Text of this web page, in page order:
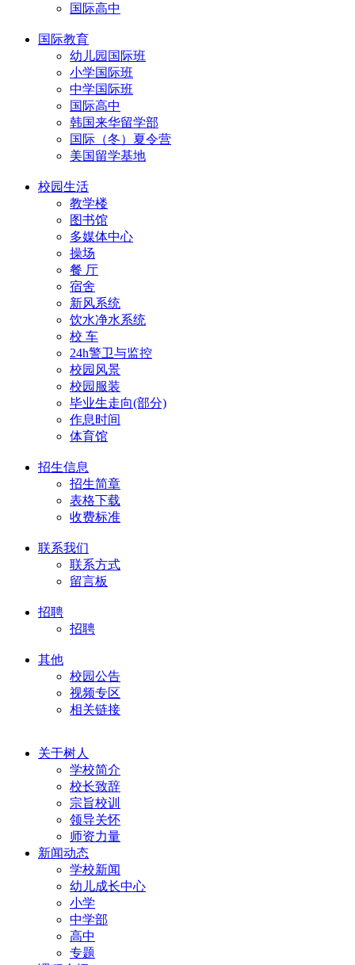
国际高中
国际教育
幼儿园国际班
小学国际班
中学国际班
国际高中
韩国来华留学部
国际（冬）夏令营
美国留学基地
校园生活
教学楼
图书馆
多媒体中心
操场
餐 厅
宿舍
新风系统
饮水净水系统
校 车
24h警卫与监控
校园风景
校园服装
毕业生走向(部分)
作息时间
体育馆
招生信息
招生简章
表格下载
收费标准
联系我们
联系方式
留言板
招聘
招聘
其他
校园公告
视频专区
相关链接
关于树人
学校简介
校长致辞
宗旨校训
领导关怀
师资力量
新闻动态
学校新闻
幼儿成长中心
小学
中学部
高中
专题